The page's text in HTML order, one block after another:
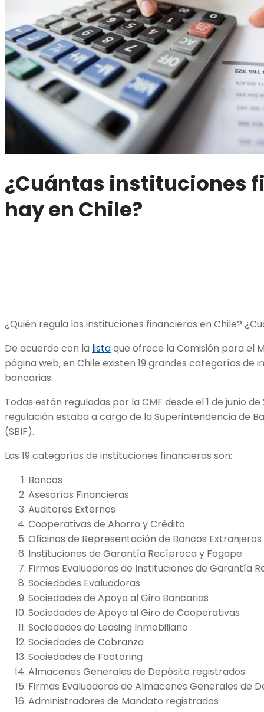
¿Cuántas instituciones
hay en Chile?
¿Quién regula las instituciones financieras en Chile?
De acuerdo con la listaque ofrece la Comisión para el
página web, en Chile existen 19 grandes categorías de
bancarias.
Todas están reguladas por la CMF desde el 1 de junio
regulación estaba a cargo de la Superintendencia de
(SBIF).
Las 19 categorías de instituciones financieras son:
Bancos
Asesorías Financieras
Auditores Externos
Cooperativas de Ahorro y Crédito
Oficinas de Representación de Bancos Extranjeros
Instituciones de Garantía Recíproca y Fogape
Firmas Evaluadoras de Instituciones de Garantía
Sociedades Evaluadoras
Sociedades de Apoyo al Giro Bancarias
Sociedades de Apoyo al Giro de Cooperativas
Sociedades de Leasing Inmobiliario
Sociedades de Cobranza
Sociedades de Factoring
Almacenes Generales de Depósito registrados
Firmas Evaluadoras de Almacenes Generales de
Administradores de Mandato registrados